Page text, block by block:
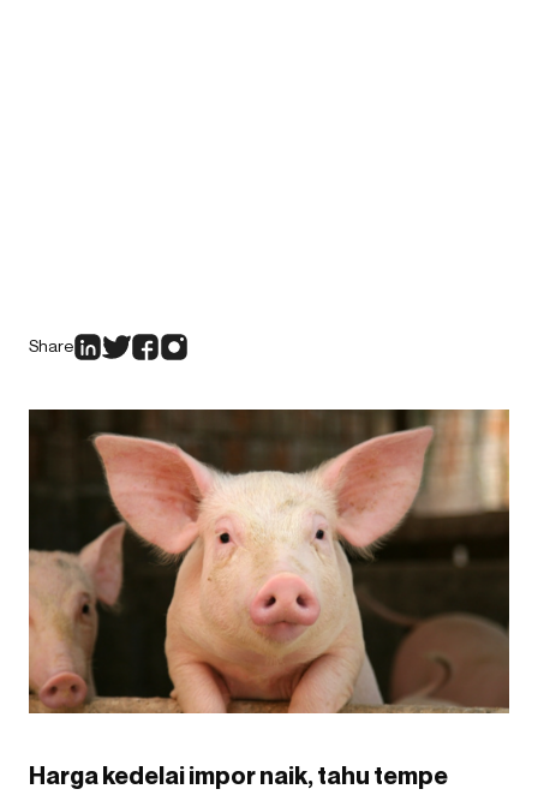
Share
Harga kedelai impor naik, tahu tempe